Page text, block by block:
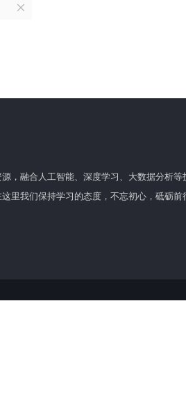
，融合人工智能、深度学习、大数据分析
这里我们保持学习的态度，不忘初心，砥砺前